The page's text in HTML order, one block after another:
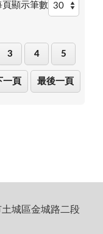
頁顯示筆數
3 4 5
一頁 最後一頁
城區金城路二段